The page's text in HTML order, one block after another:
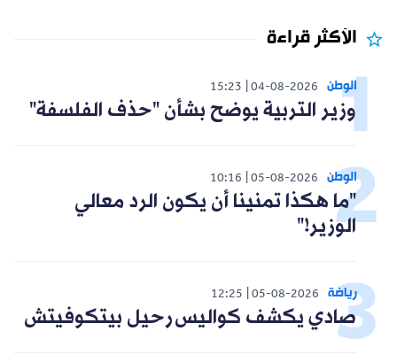
الأكثر قراءة
الوطن 04-08-2026
15:23
وزير التربية يوضح بشأن "حذف الفلسفة"
الوطن 05-08-2026
10:16
"ما هكذا تمنينا أن يكون الرد معالي
الوزير!"
رياضة 05-08-2026
12:25
صادي يكشف كواليس رحيل بيتكوفيتش